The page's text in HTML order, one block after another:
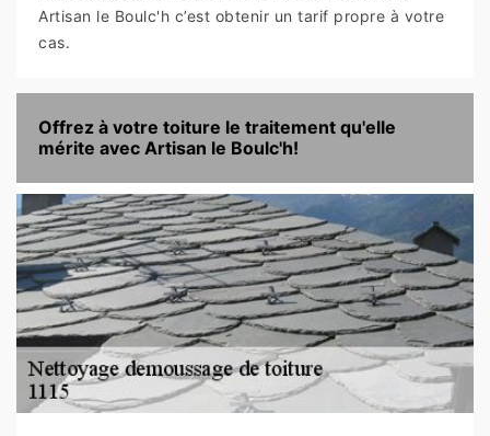
Artisan le Boulc'h c’est obtenir un tarif propre à votre
cas.
Offrez à votre toiture le traitement qu'elle
mérite avec Artisan le Boulc'h!